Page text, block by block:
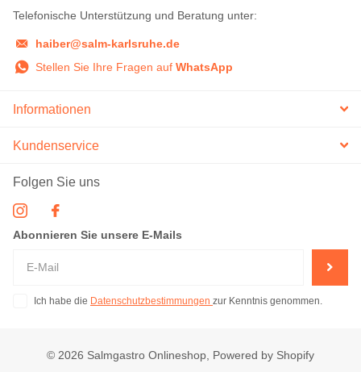
Telefonische Unterstützung und Beratung unter:
haiber@salm-karlsruhe.de
Stellen Sie Ihre Fragen auf WhatsApp
Informationen
Kundenservice
Folgen Sie uns
Abonnieren Sie unsere E-Mails
Ich habe die Datenschutzbestimmungen zur Kenntnis genommen.
© 2026 Salmgastro Onlineshop, Powered by Shopify